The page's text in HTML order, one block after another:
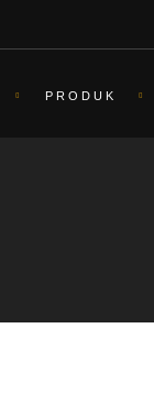
PRODUK